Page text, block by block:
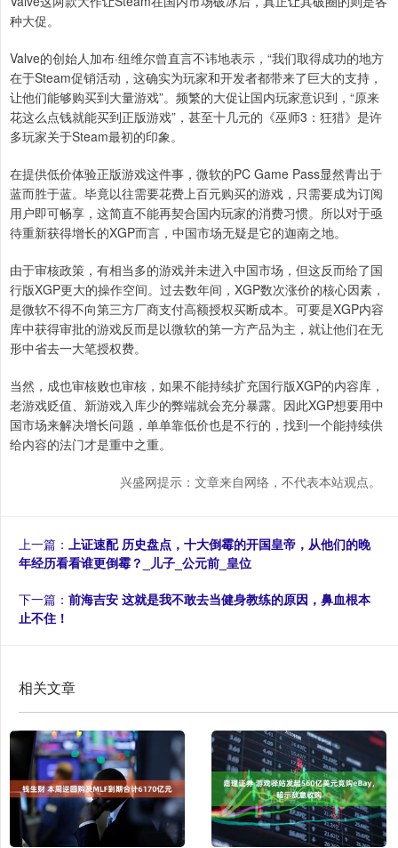
种大促。
Valve的创始人加布·纽维尔曾直言不讳地表示，“我们取得成功的地方
在于Steam促销活动，这确实为玩家和开发者都带来了巨大的支持，
让他们能够购买到大量游戏”。频繁的大促让国内玩家意识到，“原来
花这么点钱就能买到正版游戏”，甚至十几元的《巫师3：狂猎》是许
多玩家关于Steam最初的印象。
在提供低价体验正版游戏这件事，微软的PC Game Pass显然青出于
蓝而胜于蓝。毕竟以往需要花费上百元购买的游戏，只需要成为订阅
用户即可畅享，这简直不能再契合国内玩家的消费习惯。所以对于亟
待重新获得增长的XGP而言，中国市场无疑是它的迦南之地。
由于审核政策，有相当多的游戏并未进入中国市场，但这反而给了国
行版XGP更大的操作空间。过去数年间，XGP数次涨价的核心因素，
是微软不得不向第三方厂商支付高额授权买断成本。可要是XGP内容
库中获得审批的游戏反而是以微软的第一方产品为主，就让他们在无
形中省去一大笔授权费。
当然，成也审核败也审核，如果不能持续扩充国行版XGP的内容库，
老游戏贬值、新游戏入库少的弊端就会充分暴露。因此XGP想要用中
国市场来解决增长问题，单单靠低价也是不行的，找到一个能持续供
给内容的法门才是重中之重。
兴盛网提示：文章来自网络，不代表本站观点。
上一篇： 上证速配 历史盘点，十大倒霉的开国皇帝，从他们的晚
年经历看看谁更倒霉？_儿子_公元前_皇位
下一篇： 前海吉安 这就是我不敢去当健身教练的原因，鼻血根本
止不住！
相关文章